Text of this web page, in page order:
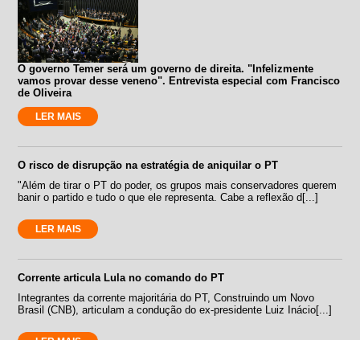
O governo Temer será um governo de direita. "Infelizmente
vamos provar desse veneno". Entrevista especial com Francisco
de Oliveira
LER MAIS
O risco de disrupção na estratégia de aniquilar o PT
"Além de tirar o PT do poder, os grupos mais conservadores querem
banir o partido e tudo o que ele representa. Cabe a reflexão d[...]
LER MAIS
Corrente articula Lula no comando do PT
Integrantes da corrente majoritária do PT, Construindo um Novo
Brasil (CNB), articulam a condução do ex-presidente Luiz Inácio[...]